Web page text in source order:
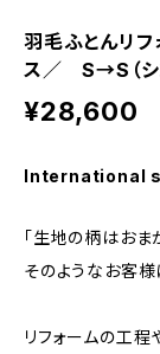
羽毛ふとんリ
ス／ S→S（シ
¥28,600
International
「生地の柄はおま
そのようなお客様
リフォームの工程